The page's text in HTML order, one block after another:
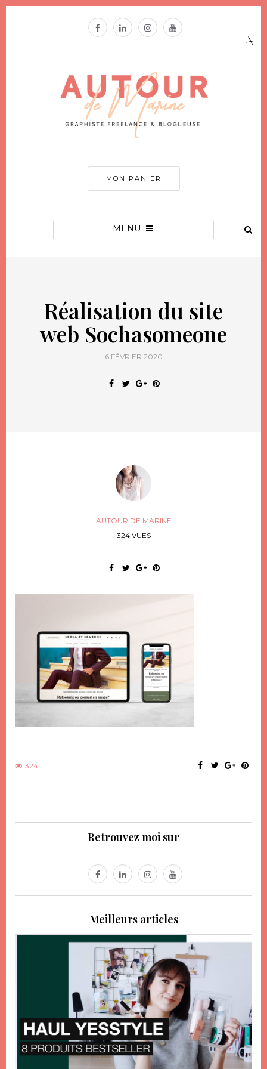
MON PANIER
MENU
Réalisation du site
web Sochasomeone
6 FÉVRIER 2020
AUTOUR DE MARINE
324 VUES
324
Retrouvez moi sur
Meilleurs articles